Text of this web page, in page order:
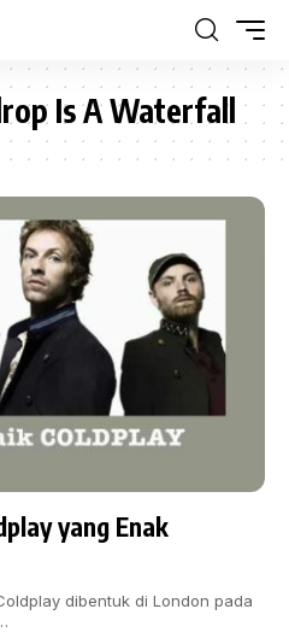
Is A Waterfall
yang Enak
dibentuk di London pada